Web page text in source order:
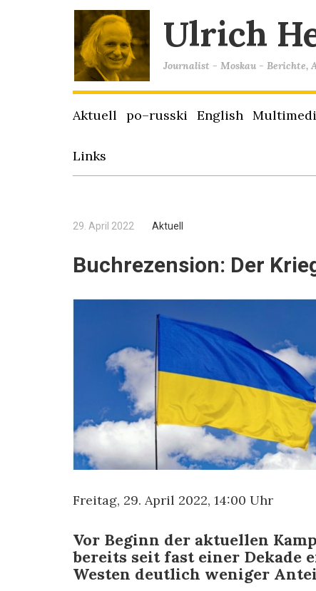
Ulrich
Journalist - Moskau - Berichte,
Aktuell po–russki English
Links
29. April 2022 Aktuell
Buchrezension: Der
Freitag, 29. April 2022, 14:00 Uhr
Vor Beginn der aktuellen
bereits seit fast einer Dekade
Westen deutlich weniger